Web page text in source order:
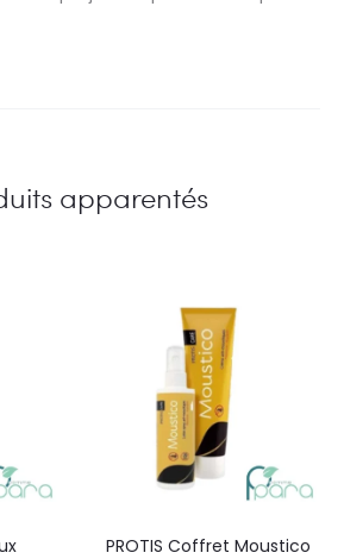
apparentés
PROTIS Coffret Moustico